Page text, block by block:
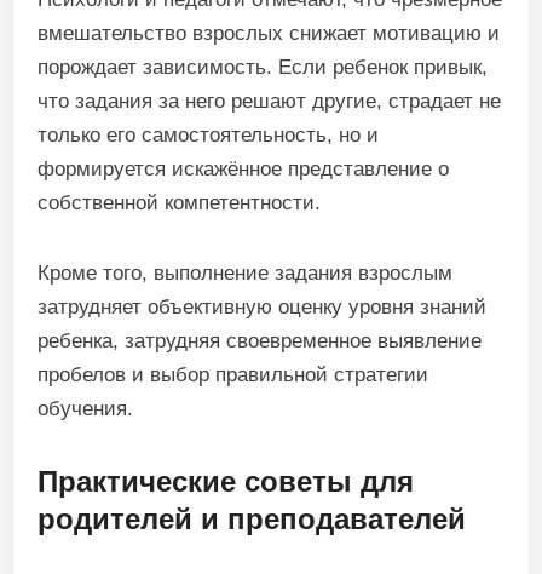
вмешательство взрослых снижает мотивацию и
порождает зависимость. Если ребенок привык,
что задания за него решают другие, страдает не
только его самостоятельность, но и
формируется искажённое представление о
собственной компетентности.
Кроме того, выполнение задания взрослым
затрудняет объективную оценку уровня знаний
ребенка, затрудняя своевременное выявление
пробелов и выбор правильной стратегии
обучения.
Практические советы для
родителей и преподавателей